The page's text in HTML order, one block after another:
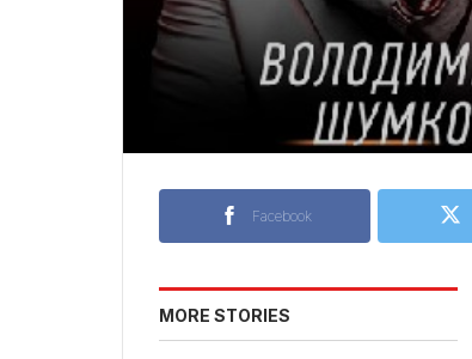
Facebook
MORE STORIES